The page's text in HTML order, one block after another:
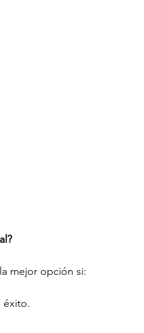
mejor opción si:
éxito.